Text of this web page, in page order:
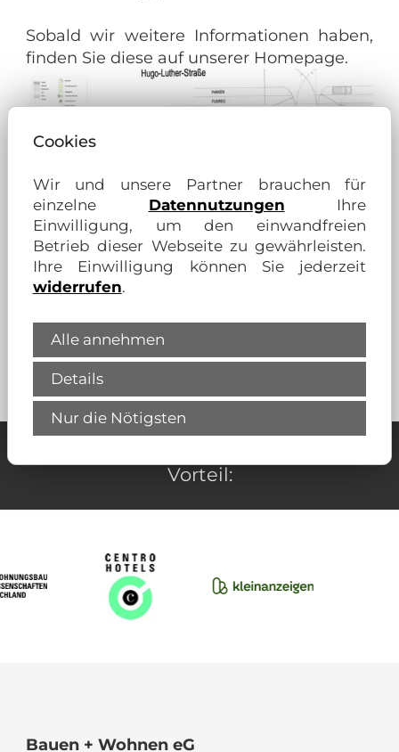
Sobald wir weitere Informationen haben,
finden Sie diese auf unserer Homepage.
Zurück
Vorteil:
Bauen + Wohnen eG
Cookies
Wir und unsere Partner brauchen für
einzelne Datennutzungen Ihre
Einwilligung, um den einwandfreien
Betrieb dieser Webseite zu gewährleisten.
Ihre Einwilligung können Sie jederzeit
widerrufen.
Alle annehmen
Details
Nur die Nötigsten